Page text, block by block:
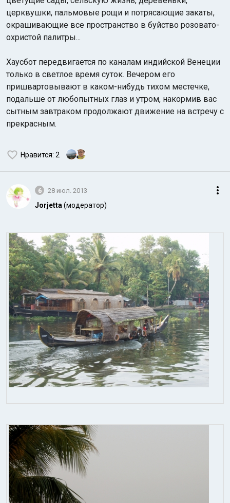
церквушки, пальмовые рощи и потрясающие закаты,
окрашивающие все пространство в буйство розовато-
охристой палитры...
Хаусбот передвигается по каналам индийской Венеции
только в светлое время суток. Вечером его
пришвартовывают в каком-нибудь тихом местечке,
подальше от любопытных глаз и утром, накормив вас
сытным завтраком продолжают движение на встречу с
прекрасным.
Нравится: 2
6 28 июл. 2013
Jorjetta (модератор)